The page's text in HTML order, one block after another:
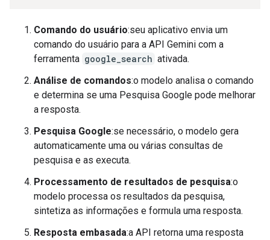
Comando do usuário:seu aplicativo envia um
comando do usuário para a API Gemini com a
ferramenta google_search ativada.
Análise de comandos:o modelo analisa o comando
e determina se uma Pesquisa Google pode melhorar
a resposta.
Pesquisa Google:se necessário, o modelo gera
automaticamente uma ou várias consultas de
pesquisa e as executa.
Processamento de resultados de pesquisa:o
modelo processa os resultados da pesquisa,
sintetiza as informações e formula uma resposta.
Resposta embasada:a API retorna uma resposta